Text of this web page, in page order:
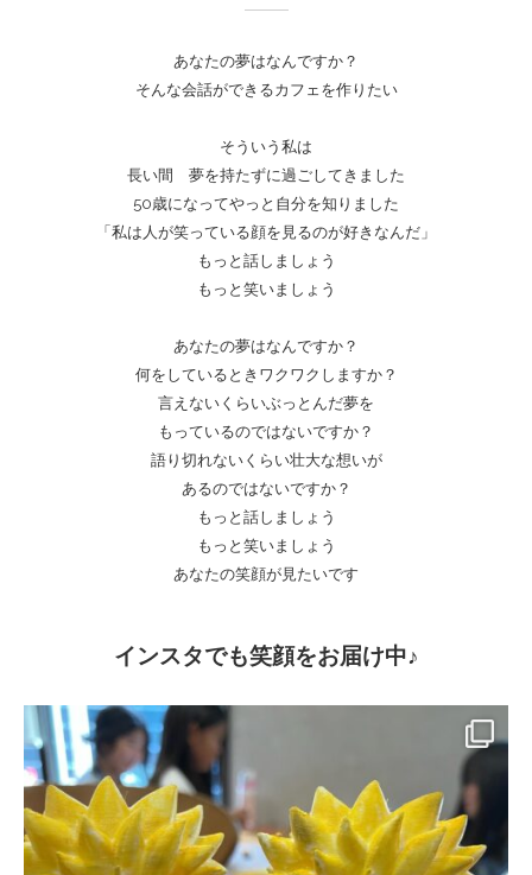
あなたの夢はなんですか？
そんな会話ができるカフェを作りたい
そういう私は
長い間 夢を持たずに過ごしてきました
50歳になってやっと自分を知りました
「私は人が笑っている顔を見るのが好きなんだ」
もっと話しましょう
もっと笑いましょう
あなたの夢はなんですか？
何をしているときワクワクしますか？
言えないくらいぶっとんだ夢を
もっているのではないですか？
語り切れないくらい壮大な想いが
あるのではないですか？
もっと話しましょう
もっと笑いましょう
あなたの笑顔が見たいです
インスタでも笑顔をお届け中♪